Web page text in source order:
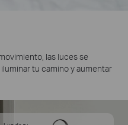
las luces se
tu camino y aumentar